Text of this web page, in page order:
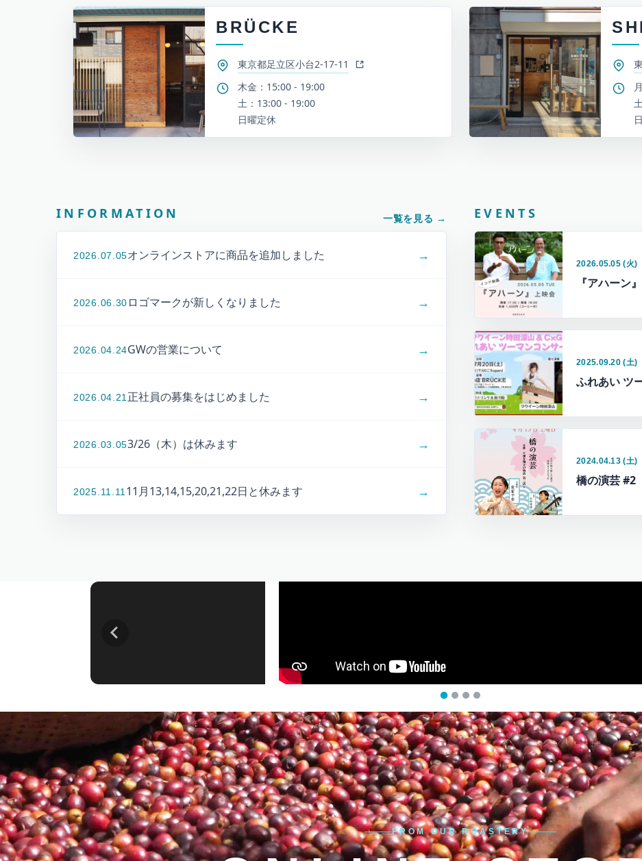
BRÜCKE
東京都足立区小台2-17-11
木金：15:00 - 19:00
土：13:00 - 19:00
日曜定休
お知らせとイベント情報
INFORMATION 一覧を見る →
2026.07.05オンラインストアに商品を追加しました →
2026.06.30 ロゴマークが新しくなりました →
2026.04.24GWの営業について →
2026.04.21 正社員の募集をはじめました →
2026.03.053/26（木）は休みます →
2025.11.11 11月13,14,15,20,21,22日と休みます →
EVENTS
2026.05.05 (火)
『アハーン
2025.09.20 (土)
ふれあい ツ
2024.04.13 (土)
橋の演芸
FROM OUR ROASTERY